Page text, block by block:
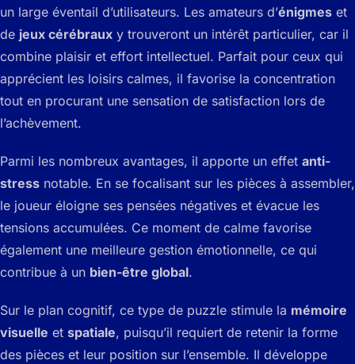
un large éventail d’utilisateurs. Les amateurs d’énigmes et
de jeux cérébraux y trouveront un intérêt particulier, car il
combine plaisir et effort intellectuel. Parfait pour ceux qui
apprécient les loisirs calmes, il favorise la concentration
tout en procurant une sensation de satisfaction lors de
l’achèvement.
Parmi les nombreux avantages, il apporte un effet anti-
stress notable. En se focalisant sur les pièces à assembler,
le joueur éloigne ses pensées négatives et évacue les
tensions accumulées. Ce moment de calme favorise
également une meilleure gestion émotionnelle, ce qui
contribue à un bien-être global.
Sur le plan cognitif, ce type de puzzle stimule la mémoire
visuelle et spatiale, puisqu’il requiert de retenir la forme
des pièces et leur position sur l’ensemble. Il développe